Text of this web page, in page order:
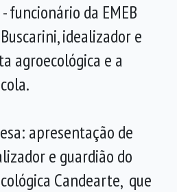
funcionário da EMEB
idealizador e
agroecológica e a
apresentação de
e guardião do
Candearte, que